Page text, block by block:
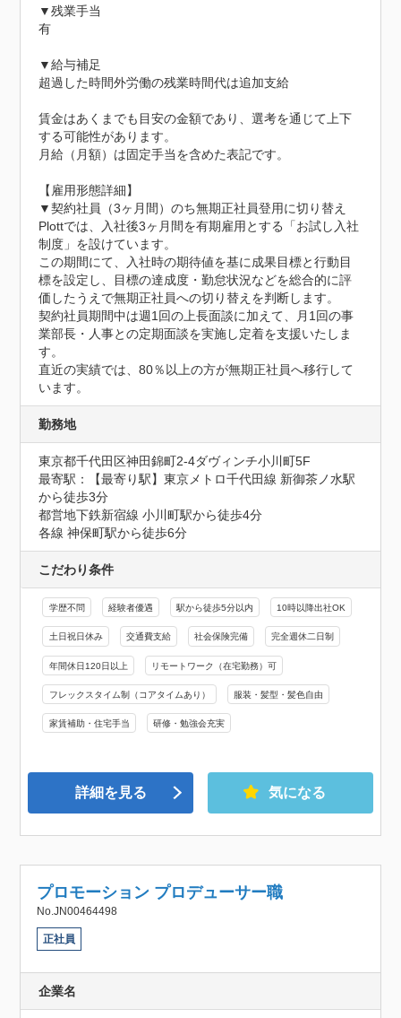
▼残業手当
有
▼給与補足
超過した時間外労働の残業時間代は追加支給
賃金はあくまでも目安の金額であり、選考を通じて上下
する可能性があります。
月給（月額）は固定手当を含めた表記です。
【雇用形態詳細】
▼契約社員（3ヶ月間）のち無期正社員登用に切り替え
Plottでは、入社後3ヶ月間を有期雇用とする「お試し入社
制度」を設けています。
この期間にて、入社時の期待値を基に成果目標と行動目
標を設定し、目標の達成度・勤怠状況などを総合的に評
価したうえで無期正社員への切り替えを判断します。
契約社員期間中は週1回の上長面談に加えて、月1回の事
業部長・人事との定期面談を実施し定着を支援いたしま
す。
直近の実績では、80％以上の方が無期正社員へ移行して
います。
勤務地
東京都千代田区神田錦町2-4ダヴィンチ小川町5F
最寄駅：【最寄り駅】東京メトロ千代田線 新御茶ノ水駅
から徒歩3分
都営地下鉄新宿線 小川町駅から徒歩4分
各線 神保町駅から徒歩6分
こだわり条件
学歴不問 経験者優遇 駅から徒歩5分以内 10時以降出社OK
土日祝日休み 交通費支給 社会保険完備 完全週休二日制
年間休日120日以上 リモートワーク（在宅勤務）可
フレックスタイム制（コアタイムあり） 服装・髪型・髪色自由
家賃補助・住宅手当 研修・勉強会充実
詳細を見る 気になる
プロモーション プロデューサー職
No.JN00464498
正社員
企業名